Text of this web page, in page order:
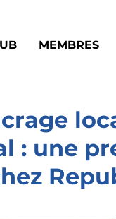
MEMBRES
: une